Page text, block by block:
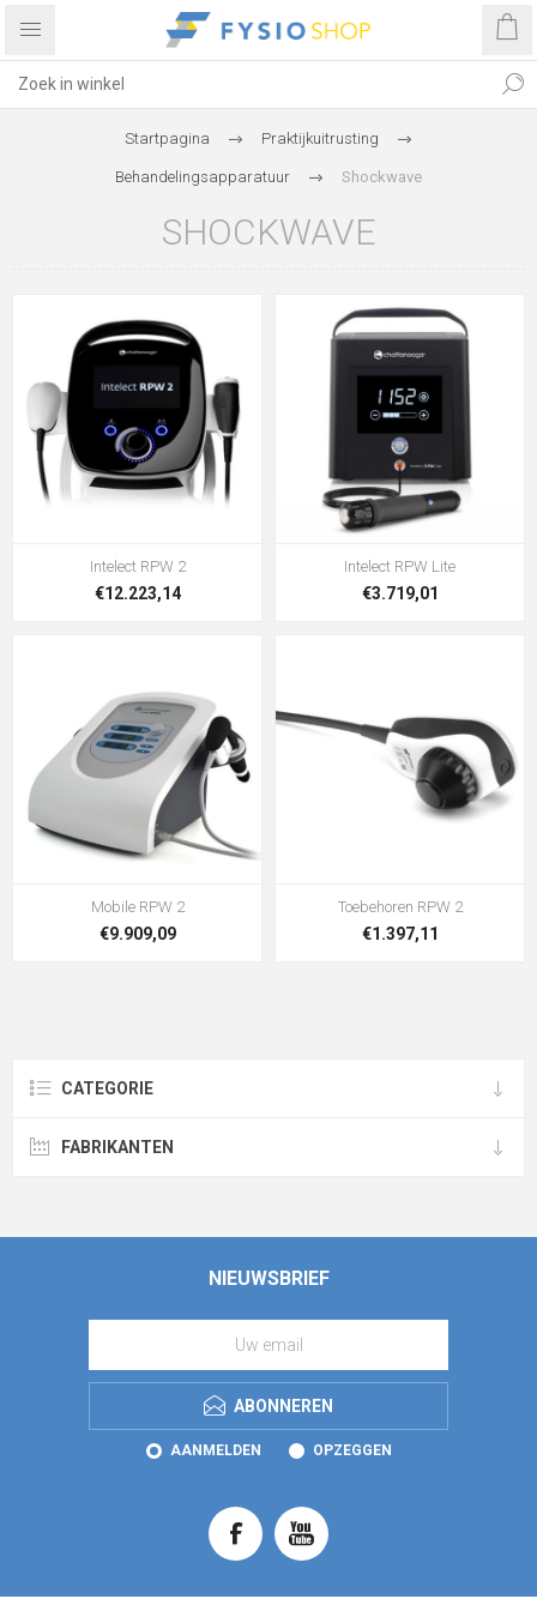
Startpagina Praktijkuitrusting
Behandelingsapparatuur Shockwave
SHOCKWAVE
Intelect RPW 2
€12.223,14
Intelect RPW Lite
€3.719,01
Mobile RPW 2
€9.909,09
Toebehoren RPW 2
€1.397,11
CATEGORIE
FABRIKANTEN
NIEUWSBRIEF
ABONNEREN
AANMELDEN OPZEGGEN